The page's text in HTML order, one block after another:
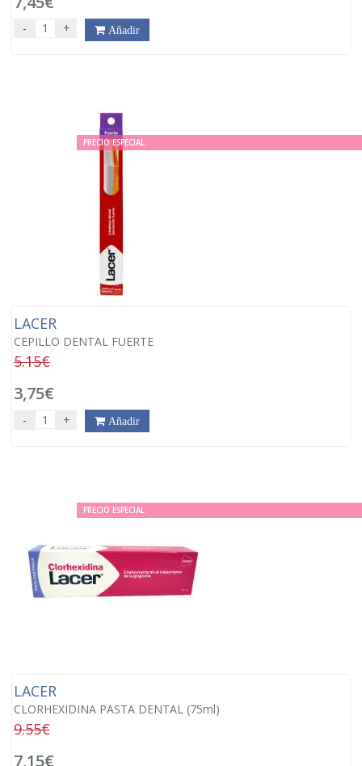
- + Añadir
PRECIO ESPECIAL
LACER
CEPILLO DENTAL FUERTE
5.15€
3,75€
- + Añadir
PRECIO ESPECIAL
LACER
CLORHEXIDINA PASTA DENTAL (75ml)
9.55€
7,15€